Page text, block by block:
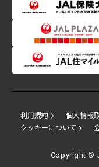
利用規約 個人情報
クッキーについて
Copyright ©